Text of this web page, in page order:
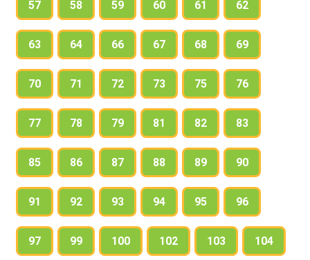
57 58 59 60 61 62
63 64 66 67 68 69
70 71 72 73 75 76
77 78 79 81 82 83
85 86 87 88 89 90
91 92 93 94 95 96
97 99 100 102 103 104